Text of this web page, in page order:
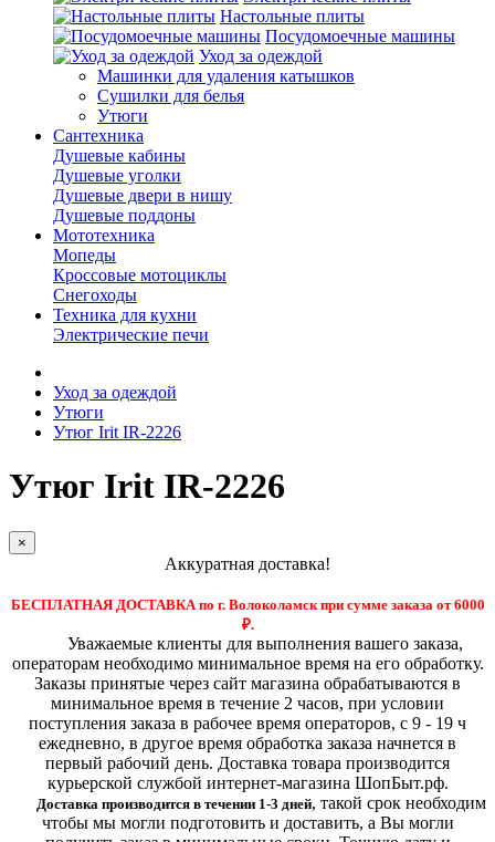
Настольные плиты
Посудомоечные машины
Уход за одеждой
Машинки для удаления катышков
Сушилки для белья
Утюги
Сантехника
Душевые кабины
Душевые уголки
Душевые двери в нишу
Душевые поддоны
Мототехника
Мопеды
Кроссовые мотоциклы
Снегоходы
Техника для кухни
Электрические печи
Уход за одеждой
Утюги
Утюг Irit IR-2226
Утюг Irit IR-2226
×
Аккуратная доставка!
БЕСПЛАТНАЯ ДОСТАВКА по г. Волоколамск при сумме заказа от 6000
₽.
Уважаемые клиенты для выполнения вашего заказа,
операторам необходимо минимальное время на его обработку.
Заказы принятые через сайт магазина обрабатываются в
минимальное время в течение 2 часов, при условии
поступления заказа в рабочее время операторов, с 9 - 19 ч
ежедневно, в другое время обработка заказа начнется в
первый рабочий день. Доставка товара производится
курьерской службой интернет-магазина ШопБыт.рф.
Доставка производится в течении 1-3 дней, такой срок необходим
чтобы мы могли подготовить и доставить, а Вы могли